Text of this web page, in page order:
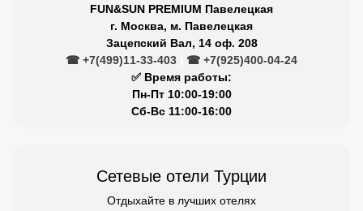
FUN&SUN PREMIUM Павелецкая
г. Москва, м. Павелецкая
Зацепский Вал, 14 оф. 208
☎ +7(499)11-33-403
☎ +7(925)400-04-24
✅ Время работы:
Пн-Пт 10:00-19:00
Сб-Вс 11:00-16:00
Сетевые отели Турции
Отдыхайте в лучших отелях